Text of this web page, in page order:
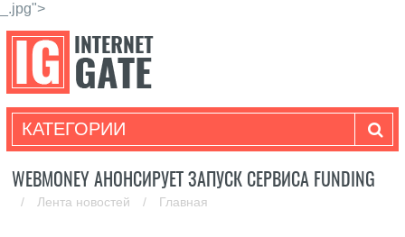
_.jpg">
КАТЕГОРИИ
WEBMONEY АНОНСИРУЕТ ЗАПУСК СЕРВИСА FUNDING
/ Лента новостей / Главная